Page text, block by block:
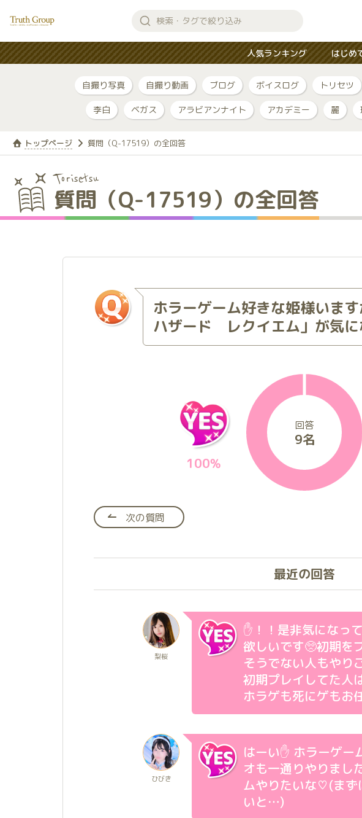
索
す
る
人気ランキング はじめ
自撮り写真 自撮り動画 ブログ ボイスログ トリセツ
李白 ベガス アラビアンナイト アカデミー 麗
トップページ 質問（Q-17519）の全回答
Torisetsu
質問（Q-17519）の全回答
ホラーゲーム好きな姫様いま
ハザード レクイエム」が気に
100%
回答
9名
次の質問
最近の回答
梨桜
✋！！是非気になっ
欲しいです🥺初期を
そうでない人もやり
初期プレイしてた人
ホラゲも死にゲもお
ひびき
はーい✋ ホラーゲー
オも一通りやりまし
ムやりたいな♡(まず
いと…)